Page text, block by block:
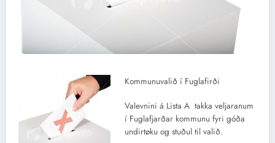
Kommunuvalið í Fuglafirði
Valevnini á Lista A takka veljaranum
í Fuglafjarðar kommunu fyri góða
undirtøku og stuðul til valið.